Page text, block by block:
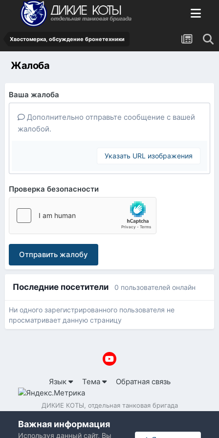
Хвостомерка, обсуждение бронетехники
Жалоба
Ваша жалоба
Дополнительно отправьте сообщение с вашей
жалобой.
Указать URL изображения
Проверка безопасности
Отправить жалобу
Последние посетители 0 пользователей онлайн
Ни одного зарегистрированного пользователя не
просматривает данную страницу
Язык Тема Обратная связь
ДИКИЕ КОТЫ, отдельная танковая бригада
Важная информация
Используя данный сайт, Вы